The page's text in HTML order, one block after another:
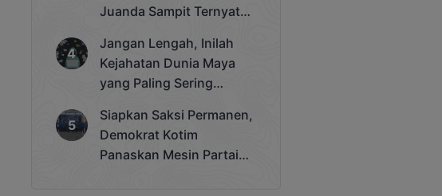
Juanda Sampit Ternyata
Jangan Lengah, Inilah
Kejahatan Dunia Maya
yang Paling Sering
Siapkan Saksi Permanen,
Demokrat Kotim
Panaskan Mesin Partai